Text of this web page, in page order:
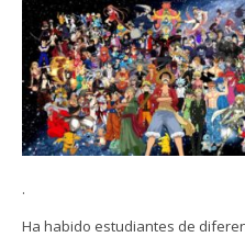
.
Ha habido estudiantes de